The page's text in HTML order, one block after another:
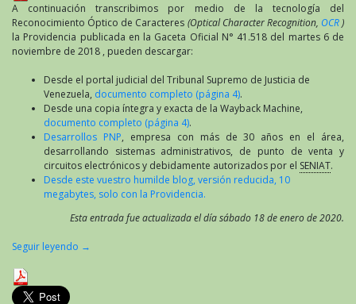
establece
las
normas
relativas
imprentas
y
máquinas
fiscales
para
la
elaboración
de
facturas
otros
A continuación transcribimos por medio de la tecnología del
Reconocimiento Óptico de Caracteres (Optical Character Recognition, OCR)
la Providencia publicada en la Gaceta Oficial N° 41.518 del martes 6 de
noviembre de 2018 , pueden descargar:
Desde el portal judicial del Tribunal Supremo de Justicia de
Venezuela, documento completo (página 4).
Desde una copia íntegra y exacta de la Wayback Machine,
documento completo (página 4).
Desarrollos PNP, empresa con más de 30 años en el área,
desarrollando sistemas administrativos, de punto de venta y
circuitos electrónicos y debidamente autorizados por el SENIAT.
Desde este vuestro humilde blog, versión reducida, 10
megabytes, solo con la Providencia.
Esta entrada fue actualizada el día sábado 18 de enero de 2020.
Seguir leyendo →